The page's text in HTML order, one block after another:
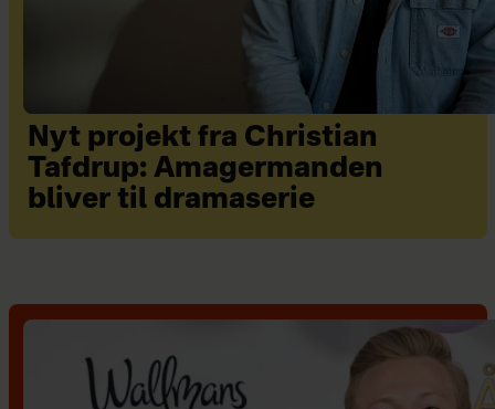
Nyt projekt fra Christian
Tafdrup: Amagermanden
bliver til dramaserie